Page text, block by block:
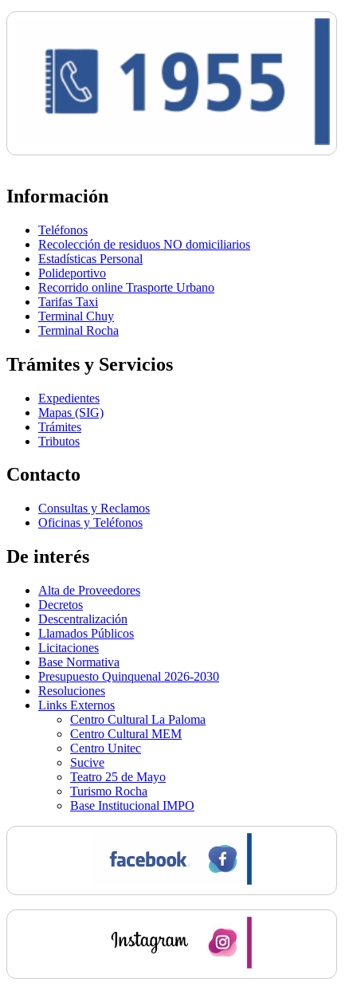
Información
Teléfonos
Recolección de residuos NO domiciliarios
Estadísticas Personal
Polideportivo
Recorrido online Trasporte Urbano
Tarifas Taxi
Terminal Chuy
Terminal Rocha
Trámites y Servicios
Expedientes
Mapas (SIG)
Trámites
Tributos
Contacto
Consultas y Reclamos
Oficinas y Teléfonos
De interés
Alta de Proveedores
Decretos
Descentralización
Llamados Públicos
Licitaciones
Base Normativa
Presupuesto Quinquenal 2026-2030
Resoluciones
Links Externos
Centro Cultural La Paloma
Centro Cultural MEM
Centro Unitec
Sucive
Teatro 25 de Mayo
Turismo Rocha
Base Institucional IMPO